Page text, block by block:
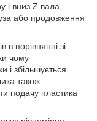
і вниз Z вала,
або продовження
в порівнянні зі
чому
і збільшується
також
подачу пластика